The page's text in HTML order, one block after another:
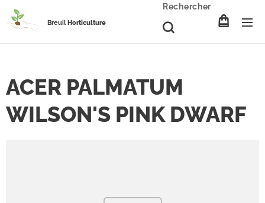
BreuilHorticulture
Rechercher
ACER PALMATUM
WILSON'S PINK DWARF